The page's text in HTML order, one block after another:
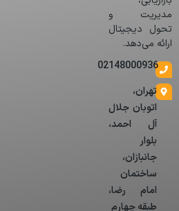
مدیریت و
تحول دیجیتال
ارائه می‌دهد.
02148000936
تهران،
اتوبان جلال
آل احمد،
بلوار
جانبازان،
ساختمان
امام رضا،
طبقه چهارم